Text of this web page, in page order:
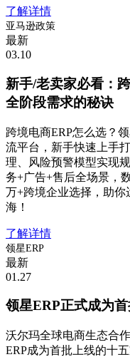
了解详情
亚马逊政策
最新
03.10
新手/老卖家必看：
全阶段需求的秘诀
跨境电商ERP怎么选？
流平台，新手快速上手
理、风险预警模型实现
务+广告+售后全场景，
万+跨境企业选择，助你
海！
了解详情
领星ERP
最新
01.27
领星ERP正式成为
沃尔玛全球电商生态合
ERP成为首批上线的十